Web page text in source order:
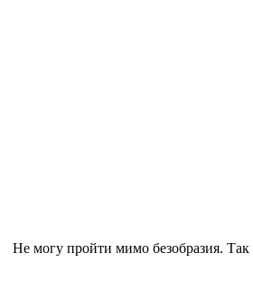
Не могу пройти мимо безобразия. Так